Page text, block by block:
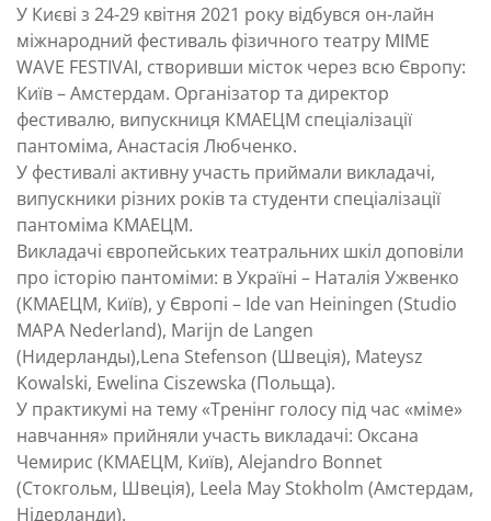
У Києві з 24-29 квітня 2021 року відбувся он-лайн
міжнародний фестиваль фізичного театру MIME
WAVE FESTIVAI, створивши місток через всю Європу:
Київ – Амстердам. Організатор та директор
фестивалю, випускниця КМАЕЦМ спеціалізації
пантоміма, Анастасія Любченко.
У фестивалі активну участь приймали викладачі,
випускники різних років та студенти спеціалізації
пантоміма КМАЕЦМ.
Викладачі європейських театральних шкіл доповіли
про історію пантоміми: в Україні – Наталія Ужвенко
(КМАЕЦМ, Київ), у Європі – Ide van Heiningen (Studio
MAPA Nederland), Marijn de Langen
(Нидерланды),Lena Stefenson (Швеція), Mateysz
Kowalski, Ewelina Ciszewska (Польща).
У практикумі на тему «Тренінг голосу під час «міме»
навчання» прийняли участь викладачі: Оксана
Чемирис (КМАЕЦМ, Київ), Alejandro Bonnet
(Стокгольм, Швеція), Leela May Stokholm (Амстердам,
Нідерланди).